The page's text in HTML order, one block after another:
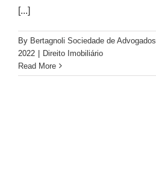
[...]
By Bertagnoli Sociedade de Advogados
2022
Direito Imobiliário
Read More